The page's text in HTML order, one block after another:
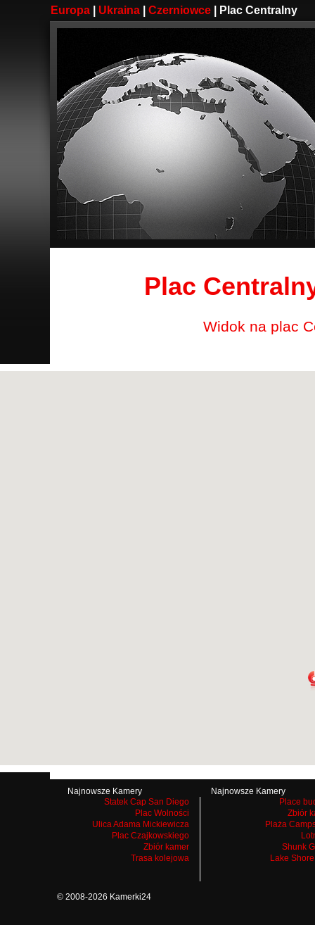
Europa| Ukraina| Czerniowce| Plac Centralny
Plac
Widok na plac
Najnowsze Kamery
Statek Cap San Diego
Plac Wolności
Ulica Adama Mickiewicza
Plac Czajkowskiego
Zbiór kamer
Trasa kolejowa
Najnowsze Kamery
Place
Zbiór
Plaża
Shunk
Lake
© 2008-2026 Kamerki24